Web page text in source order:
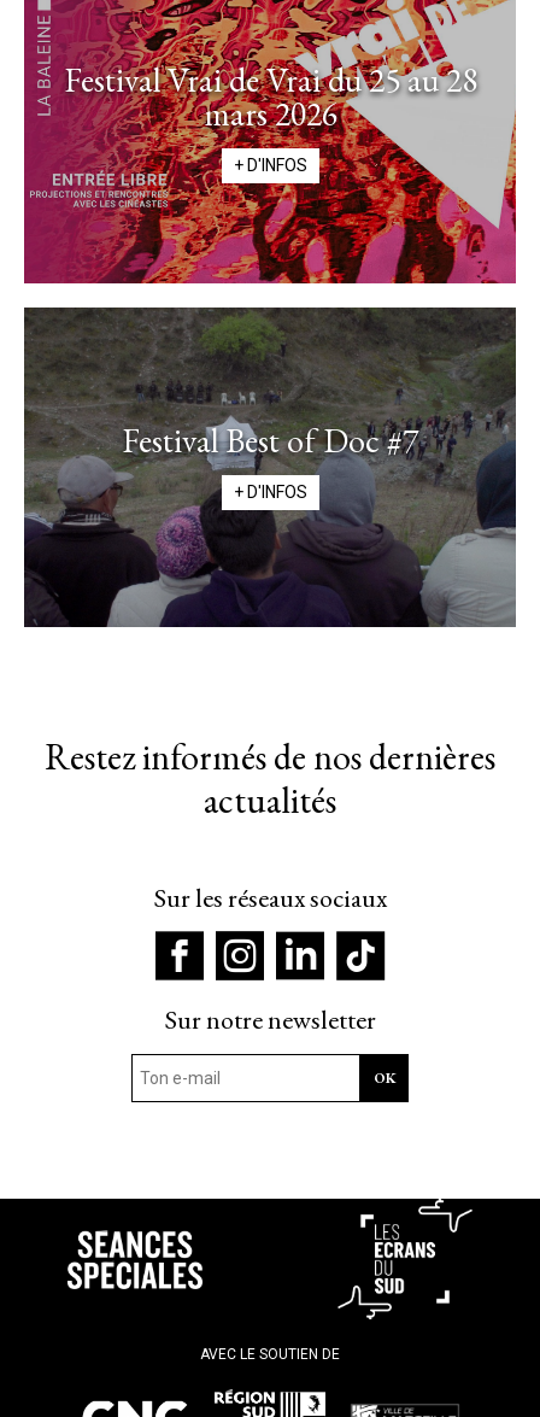
Festival Vrai de Vrai du 25 au 28
mars 2026
+ D'INFOS
Festival Best of Doc #7
+ D'INFOS
Restez informés de nos dernières
actualités
Sur les réseaux sociaux
Sur notre newsletter
AVEC LE SOUTIEN DE